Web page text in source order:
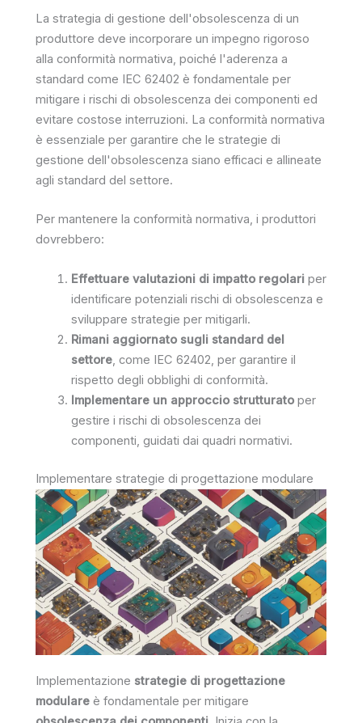
La strategia di gestione dell'obsolescenza di un
produttore deve incorporare un impegno rigoroso
alla conformità normativa, poiché l'aderenza a
standard come IEC 62402 è fondamentale per
mitigare i rischi di obsolescenza dei componenti ed
evitare costose interruzioni. La conformità normativa
è essenziale per garantire che le strategie di
gestione dell'obsolescenza siano efficaci e allineate
agli standard del settore.
Per mantenere la conformità normativa, i produttori
dovrebbero:
Effettuare valutazioni di impatto regolariper
identificare potenziali rischi di obsolescenza e
sviluppare strategie per mitigarli.
Rimani aggiornato sugli standard del
settore, come IEC 62402, per garantire il
rispetto degli obblighi di conformità.
Implementare un approccio strutturatoper
gestire i rischi di obsolescenza dei
componenti, guidati dai quadri normativi.
Implementare strategie di progettazione modulare
Implementazione strategie di progettazione
modulare è fondamentale per mitigare